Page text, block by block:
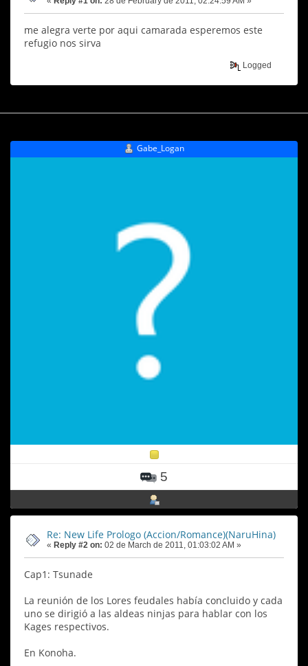
me alegra verte por aqui camarada esperemos este
refugio nos sirva
Logged
Gabe_Logan
5
Re: New Life Prologo (Accion/Romance)(NaruHina)
« Reply #2 on: 02 de March de 2011, 01:03:02 AM »
Cap1: Tsunade
La reunión de los Lores feudales había concluido y cada
uno se dirigió a las aldeas ninjas para hablar con los
Kages respectivos.
En Konoha.